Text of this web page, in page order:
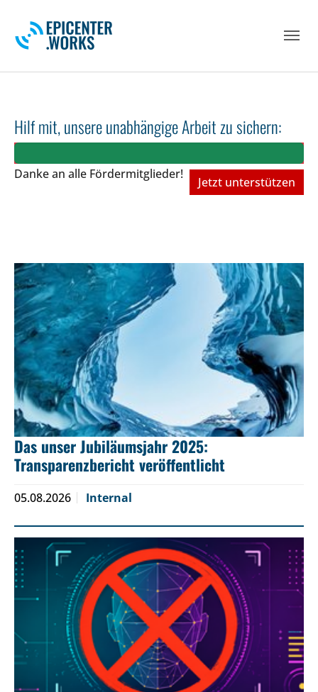
Hilf mit, unsere unabhängige Arbeit zu sichern:
Danke an alle Fördermitglieder!
Jetzt unterstützen
Das unser Jubiläumsjahr 2025:
Transparenzbericht veröffentlicht
05.08.2026 Internal